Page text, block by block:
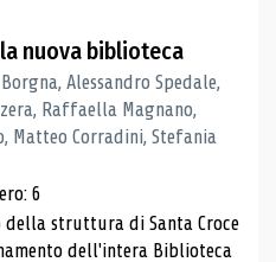
nuova biblioteca
Alessandro Spedale,
Raffaella Magnano,
Matteo Corradini, Stefania
6
struttura di Santa Croce
dell'intera Biblioteca